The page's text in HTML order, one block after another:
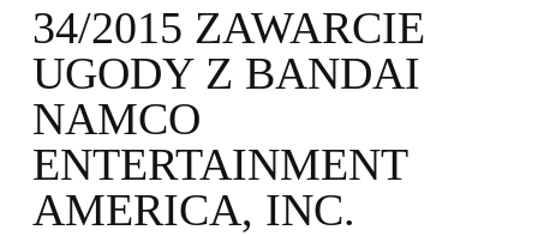
34/2015 ZAWARCIE
UGODY Z BANDAI
NAMCO
ENTERTAINMENT
AMERICA, INC.